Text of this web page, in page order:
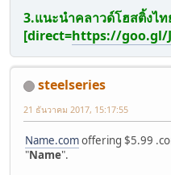
3.แนะนำคลาวด์โฮสติ้งไ
[direct=https://goo.gl/
steelseries
21 ธันวาคม 2017, 15:17:55
Name.comoffering $5.99
"Name".